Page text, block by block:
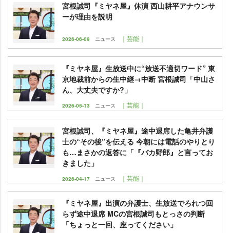
宮根誠司『ミヤネ屋』休演 西山耕平アナウンサ
ーが理由を説明
2026-06-09 ニュース ｜芸能｜
『ミヤネ屋』生放送中に“放送不適切ワード” 東
京地裁前からの生中継→中断 宮根誠司「中山さ
ん、大丈夫ですか?」
2026-05-13 ニュース ｜芸能｜
宮根誠司、『ミヤネ屋』途中退席した亀井弁護
士の“その後”を伝える 今朝には電話のやりとり
も…まさかの返答に「『バカ野郎』と言ってお
きました」
2026-04-17 ニュース ｜芸能｜
『ミヤネ屋』出演の弁護士、生放送でろれつ回
らず途中退席 MCの宮根誠司もとっさの判断
「ちょっと一回、座ってください」